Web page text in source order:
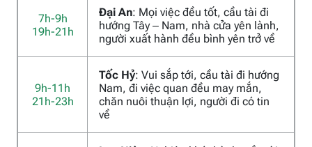
7h-9h
19h-21h
Đại An: Mọi việc đều tốt, cầu tài đi
hướng Tây – Nam, nhà cửa yên lành,
người xuất hành đều bình yên trở về
9h-11h
21h-23h
Tốc Hỷ: Vui sắp tới, cầu tài đi hướng
Nam, đi việc quan đều may mắn,
chăn nuôi thuận lợi, người đi có tin
về